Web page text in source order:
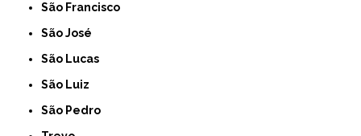
São Francisco
São José
São Lucas
São Luiz
São Pedro